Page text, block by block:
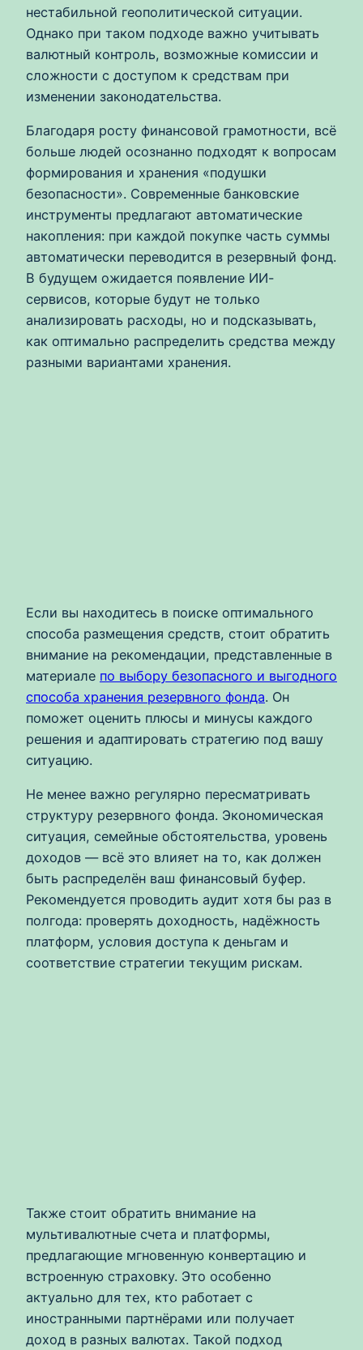
нестабильной геополитической ситуации.
Однако при таком подходе важно учитывать
валютный контроль, возможные комиссии и
сложности с доступом к средствам при
изменении законодательства.
Благодаря росту финансовой грамотности, всё
больше людей осознанно подходят к вопросам
формирования и хранения «подушки
безопасности». Современные банковские
инструменты предлагают автоматические
накопления: при каждой покупке часть суммы
автоматически переводится в резервный фонд.
В будущем ожидается появление ИИ-
сервисов, которые будут не только
анализировать расходы, но и подсказывать,
как оптимально распределить средства между
разными вариантами хранения.
Если вы находитесь в поиске оптимального
способа размещения средств, стоит обратить
внимание на рекомендации, представленные в
материале по выбору безопасного и выгодного
способа хранения резервного фонда. Он
поможет оценить плюсы и минусы каждого
решения и адаптировать стратегию под вашу
ситуацию.
Не менее важно регулярно пересматривать
структуру резервного фонда. Экономическая
ситуация, семейные обстоятельства, уровень
доходов — всё это влияет на то, как должен
быть распределён ваш финансовый буфер.
Рекомендуется проводить аудит хотя бы раз в
полгода: проверять доходность, надёжность
платформ, условия доступа к деньгам и
соответствие стратегии текущим рискам.
Также стоит обратить внимание на
мультивалютные счета и платформы,
предлагающие мгновенную конвертацию и
встроенную страховку. Это особенно
актуально для тех, кто работает с
иностранными партнёрами или получает
доход в разных валютах. Такой подход